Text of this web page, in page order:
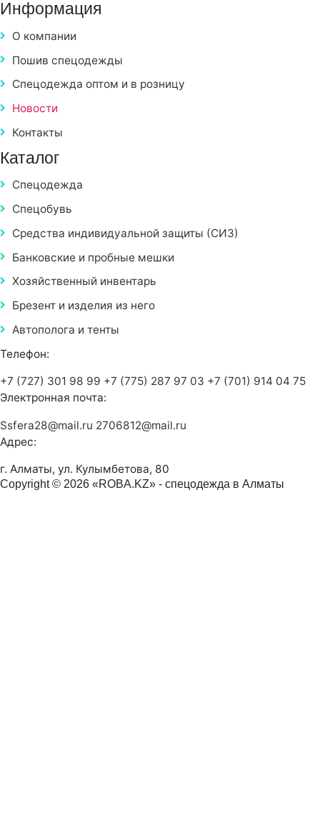
Информация
О компании
Пошив спецодежды
Спецодежда оптом и в розницу
Новости
Контакты
Каталог
Спецодежда
Спецобувь
Средства индивидуальной защиты (СИЗ)
Банковские и пробные мешки
Хозяйственный инвентарь
Брезент и изделия из него
Автополога и тенты
Телефон:
+7 (727) 301 98 99 +7 (775) 287 97 03 +7 (701) 914 04 75
Электронная почта:
Ssfera28@mail.ru 2706812@mail.ru
Адрес:
г. Алматы, ул. Кулымбетова, 80
Copyright © 2026 «ROBA.KZ» - спецодежда в Алматы